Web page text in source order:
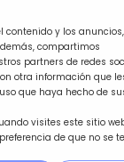
contenido y los anuncios,
compartimos
partners de redes
otra información que
que haya hecho de
visites este sitio
de que no se